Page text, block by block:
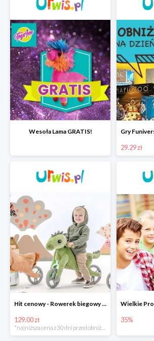
Wesoła Lama GRATIS!
29.29 zł
Hit cenowy - Rowerek biegowy My Buddy Wheels
129.00 zł
*najniższa cena z 30 dni przed obniżką
35%